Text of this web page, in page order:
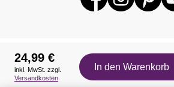
Auszeichnungen
24,99 €
inkl. MwSt. zzgl.
Versandkosten
In den Warenkorb